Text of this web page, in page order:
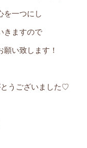
を一つにし
きますので
願い致します！
うございました♡